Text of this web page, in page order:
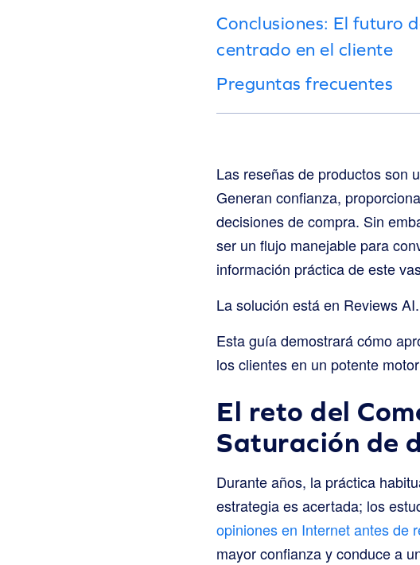
Conclusiones: El futuro
centrado en el cliente
Preguntas frecuentes
Las reseñas de productos son
Generan confianza,
decisiones de compra. Sin
ser un flujo manejable para
información práctica de este
La solución está en Reviews AI.
Esta guía demostrará cómo
los clientes en un potente
El reto del
Saturación de
Durante años, la práctica
estrategia es acertada; los
opiniones en Internet antes de
mayor confianza y conduce a